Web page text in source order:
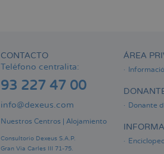
CONTACTO
Teléfono centralita:
93 227 47 00
info@dexeus.com
Nuestros Centros | Alojamiento
Consultorio Dexeus S.A.P.
Gran Via Carles III 71-75.
ÁREA
Donante